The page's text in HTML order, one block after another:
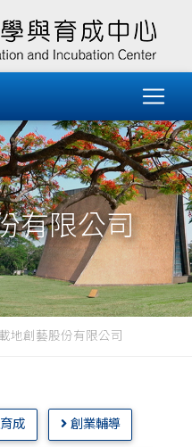
有限公司
載地創藝股份有限公司
成 創業輔導